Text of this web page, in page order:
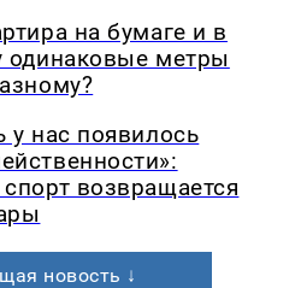
на бумаге и в
одинаковые метры
у нас появилось
возвращается
новость ↓